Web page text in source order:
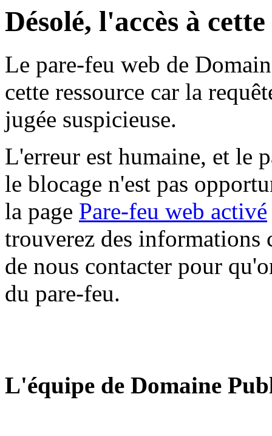
Désolé, l'accès à
Le pare-feu web de
cette ressource car la
jugée suspicieuse.
L'erreur est humaine, et le
le blocage n'est pas
la page Pare-feu web activé
trouverez des informations
de nous contacter pour
du pare-feu.
L'équipe de Domaine